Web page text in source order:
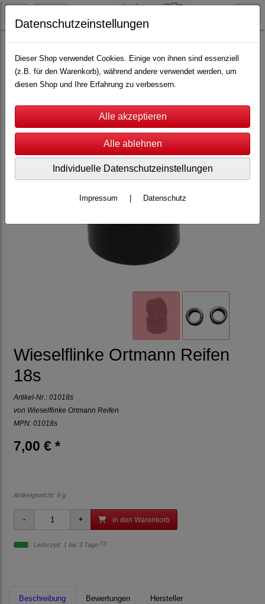
Reifen Ortmann Reifen 1:24
Wieselflinke Ortmann Reifen
18s
Artikel-Nr.: 01018s
von Wieselflinke Ortmann Reifen
MPN: 01018s
7,00 € *
Artikelgewicht: 9 g
in den Warenkorb
Lieferzeit: 1 bis 3 Tage [*2]
Beschreibung Bewertungen Hersteller
Datenschutzeinstellungen
Dieser Shop verwendet Cookies. Einige von ihnen sind essenziell
(z.B. für den Warenkorb), während andere verwendet werden, um
diesen Shop und Ihre Erfahrung zu verbessern.
Individuelle Datenschutzeinstellungen
Impressum Datenschutz